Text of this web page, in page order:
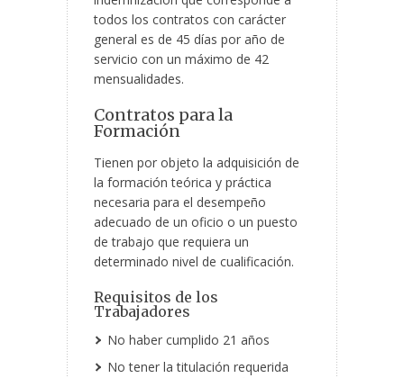
todos los contratos con carácter
general es de 45 días por año de
servicio con un máximo de 42
mensualidades.
Contratos para la
Formación
Tienen por objeto la adquisición de
la formación teórica y práctica
necesaria para el desempeño
adecuado de un oficio o un puesto
de trabajo que requiera un
determinado nivel de cualificación.
Requisitos de los
Trabajadores
No haber cumplido 21 años
No tener la titulación requerida